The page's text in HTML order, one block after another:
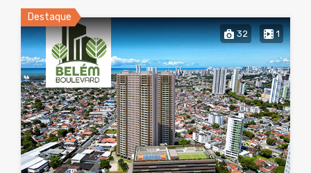
Destaque
32 1